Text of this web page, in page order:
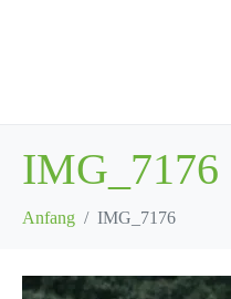
IMG_7176
Anfang IMG_7176